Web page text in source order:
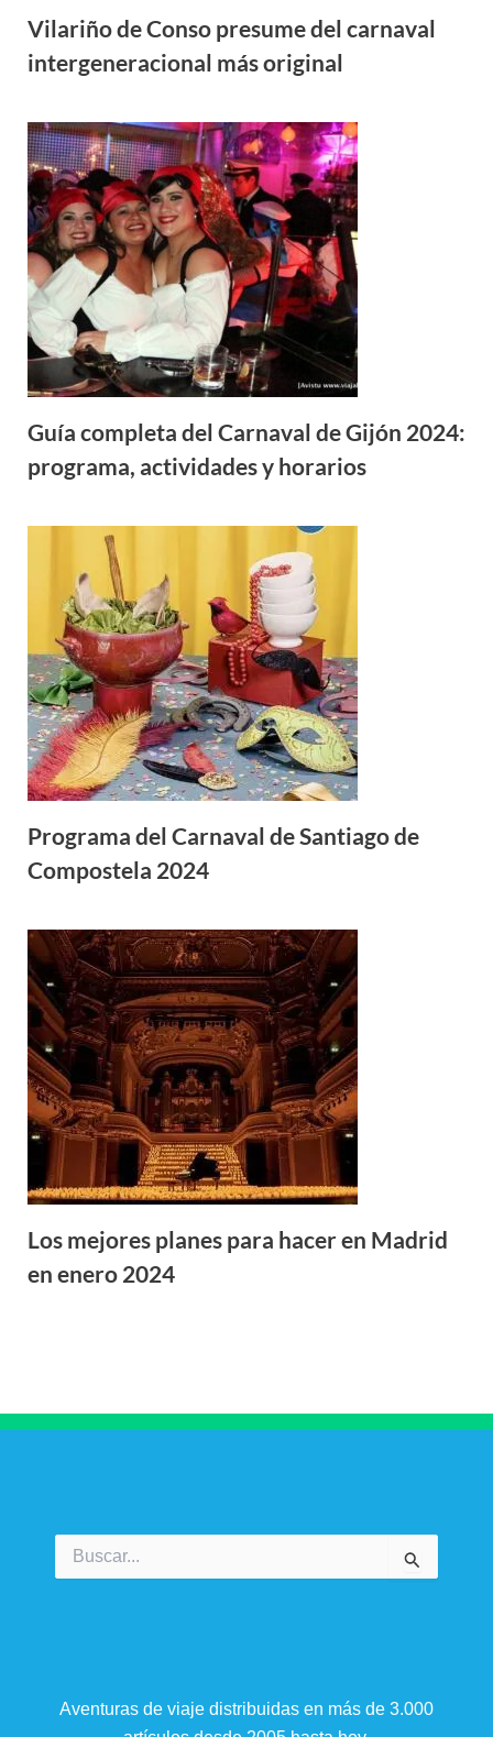
Vilariño de Conso presume del carnaval
intergeneracional más original
Guía completa del Carnaval de Gijón 2024:
programa, actividades y horarios
Programa del Carnaval de Santiago de
Compostela 2024
Los mejores planes para hacer en Madrid
en enero 2024
por:
Aventuras de viaje distribuidas en más de 3.000